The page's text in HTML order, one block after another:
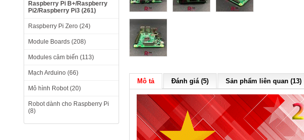
Raspberry Pi B+/Raspberry
Pi2/Raspberry Pi3 (261)
Raspberry Pi Zero (24)
Module Boards (208)
Modules cảm biến (113)
Mạch Arduino (66)
Mô hình Robot (20)
Robot dành cho Raspberry Pi
(8)
Mô tả Đánh giá (5) Sản phẩm liên quan (13)